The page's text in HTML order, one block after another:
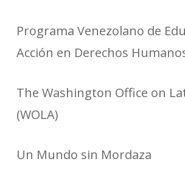
Programa Venezolano de
Acción en Derechos
The Washington Office on
(WOLA)
Un Mundo sin Mordaza